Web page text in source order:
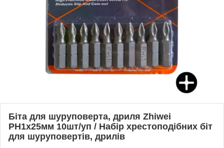
Біта для шуруповерта, дриля Zhiwei
PH1х25мм 10шт/уп / Набір хрестоподібних біт
для шуруповертів, дрилів